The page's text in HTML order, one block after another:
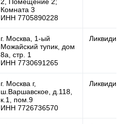
Комната 3
ИНН 7705890228
г. Москва, 1-ый
Можайский тупик, дом
8а, стр. 1
ИНН 7730691265
г. Москва г,
ш.Варшавское, д.118,
к.1, пом.9
ИНН 7726736570